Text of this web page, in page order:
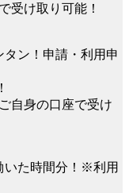
受け取り可能！
タン！申請・利用申
自身の口座で受け
いた時間分！※利用